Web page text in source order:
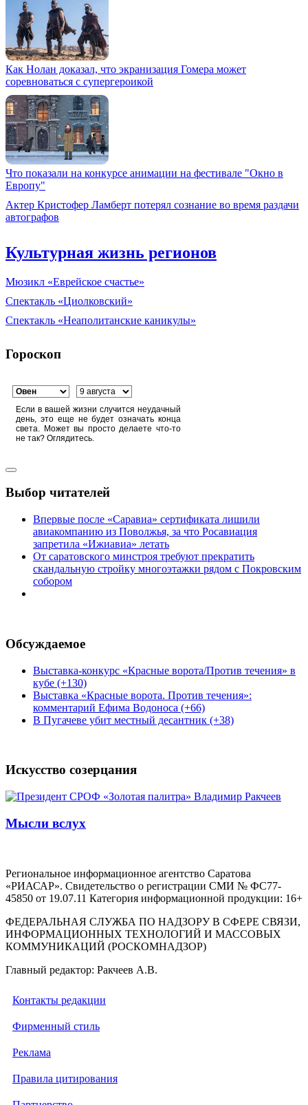
Как Нолан доказал, что экранизация Гомера может
соревноваться с супергероикой
Что показали на конкурсе анимации на фестивале "Окно в
Европу"
Актер Кристофер Ламберт потерял сознание во время раздачи
автографов
Культурная жизнь регионов
Мюзикл «Еврейское счастье»
Спектакль «Циолковский»
Спектакль «Неаполитанские каникулы»
Гороскоп
Если в вашей жизни случится неудачный
день, это еще не будет означать конца
света. Может вы просто делаете что-то
не так? Оглядитесь.
Выбор читателей
Впервые после «Саравиа» сертификата лишили
авиакомпанию из Поволжья, за что Росавиация
запретила «Ижиавиа» летать
От саратовского минстроя требуют прекратить
скандальную стройку многоэтажки рядом с Покровским
собором
Обсуждаемое
Выставка-конкурс «Красные ворота/Против течения» в
кубе (+130)
Выставка «Красные ворота. Против течения»:
комментарий Ефима Водоноса (+66)
В Пугачеве убит местный десантник (+38)
Искусство созерцания
Мысли вслух
Региональное информационное агентство Саратова
«РИАСАР». Свидетельство о регистрации СМИ № ФС77-
45850 от 19.07.11 Категория информационной продукции: 16+
ФЕДЕРАЛЬНАЯ СЛУЖБА ПО НАДЗОРУ В СФЕРЕ СВЯЗИ,
ИНФОРМАЦИОННЫХ ТЕХНОЛОГИЙ И МАССОВЫХ
КОММУНИКАЦИЙ (РОСКОМНАДЗОР)
Главный редактор: Ракчеев А.В.
Контакты редакции
Фирменный стиль
Реклама
Правила цитирования